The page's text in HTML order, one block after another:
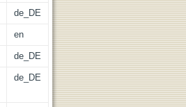
de_DE
en
de_DE
de_DE